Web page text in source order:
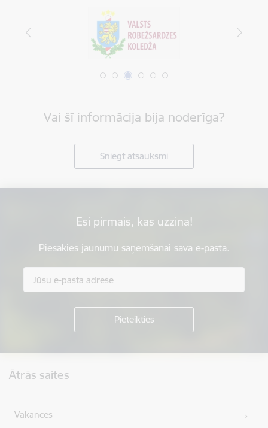
Vai šī informācija bija noderīga?
Sniegt atsauksmi
Esi pirmais, kas uzzina!
Piesakies jaunumu saņemšanai savā e-pastā.
Ātrās saites
Vakances